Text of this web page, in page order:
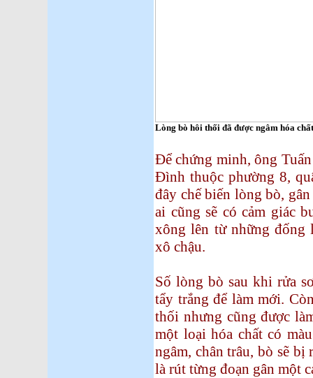
Lòng bò hôi thối đã được ngâm hóa
Để chứng minh, ông
Đình thuộc phường 8,
đây chế biến lòng bò,
ai cũng sẽ có cảm giác
xông lên từ những đống
xô chậu.
Số lòng bò sau khi rửa
tẩy trắng để làm mới.
thối nhưng cũng được
một loại hóa chất có
ngâm, chân trâu, bò sẽ
là rút từng đoạn gân một